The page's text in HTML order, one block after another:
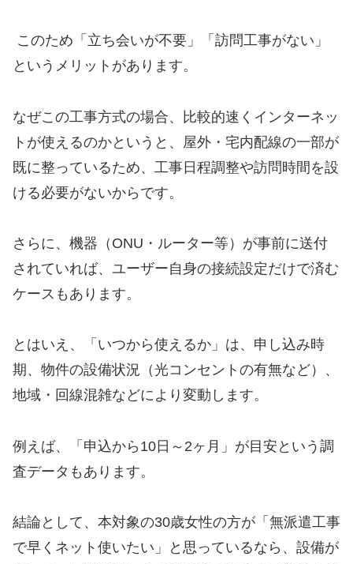
このため「立ち会いが不要」「訪問工事がない」
というメリットがあります。
なぜこの工事方式の場合、比較的速くインターネッ
トが使えるのかというと、屋外・宅内配線の一部が
既に整っているため、工事日程調整や訪問時間を設
ける必要がないからです。
さらに、機器（ONU・ルーター等）が事前に送付
されていれば、ユーザー自身の接続設定だけで済む
ケースもあります。
とはいえ、「いつから使えるか」は、申し込み時
期、物件の設備状況（光コンセントの有無など）、
地域・回線混雑などにより変動します。
例えば、「申込から10日～2ヶ月」が目安という調
査データもあります。
結論として、本対象の30歳女性の方が「無派遣工事
で早くネット使いたい」と思っているなら、設備が